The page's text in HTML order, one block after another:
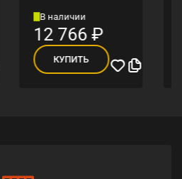
В наличии
12 766₽
КУПИТЬ